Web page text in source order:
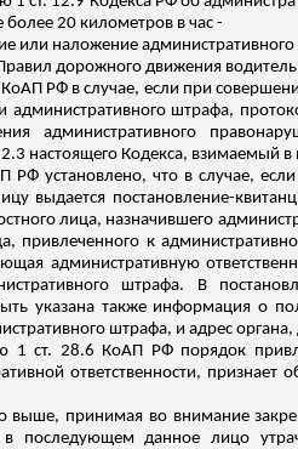
20 километров в час -
или наложение
дорожного движения
КоАП РФ в случае, если при
административного штрафа,
административного
настоящего Кодекса, взимаемый
РФ установлено, что в случае,
выдается постановление-
лица, назначившего
привлеченного к
административную
штрафа. В
указана также информация о
штрафа, и адрес
1 ст. 28.6 КоАП РФ порядок
ответственности,
выше, принимая во внимание
в последующем данное лицо